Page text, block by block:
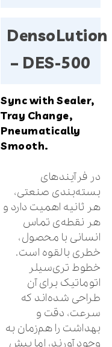
DensoLution
– DES-500
Sync with Sealer,
Tray Change,
Pneumatically
Smooth.
در فرآیندهای
بسته‌بندی صنعتی،
هر ثانیه اهمیت دارد و
هر نقطه‌ی تماس
انسانی با محصول،
خطری بالقوه است.
خطوط تری‌سیلر
اتوماتیک برای آن
طراحی شده‌اند که
سرعت، دقت و
بهداشت را هم‌زمان به
وجود آورند، اما پیش